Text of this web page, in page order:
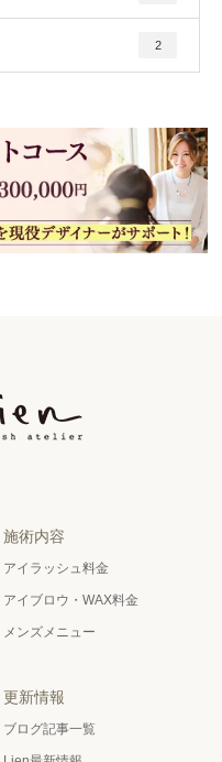
2
施術内容
アイラッシュ料金
アイブロウ・WAX料金
メンズメニュー
更新情報
ブログ記事一覧